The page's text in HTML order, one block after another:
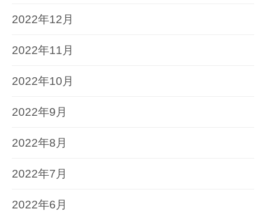
2022年12月
2022年11月
2022年10月
2022年9月
2022年8月
2022年7月
2022年6月